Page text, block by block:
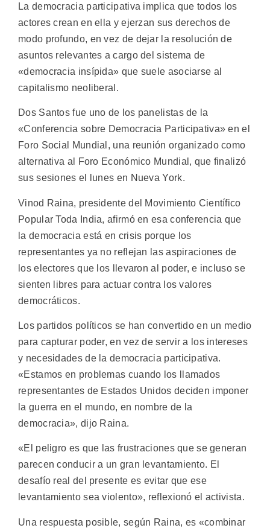
La democracia participativa implica que todos los
actores crean en ella y ejerzan sus derechos de
modo profundo, en vez de dejar la resolución de
asuntos relevantes a cargo del sistema de
«democracia insípida» que suele asociarse al
capitalismo neoliberal.
Dos Santos fue uno de los panelistas de la
«Conferencia sobre Democracia Participativa» en el
Foro Social Mundial, una reunión organizado como
alternativa al Foro Económico Mundial, que finalizó
sus sesiones el lunes en Nueva York.
Vinod Raina, presidente del Movimiento Científico
Popular Toda India, afirmó en esa conferencia que
la democracia está en crisis porque los
representantes ya no reflejan las aspiraciones de
los electores que los llevaron al poder, e incluso se
sienten libres para actuar contra los valores
democráticos.
Los partidos políticos se han convertido en un medio
para capturar poder, en vez de servir a los intereses
y necesidades de la democracia participativa.
«Estamos en problemas cuando los llamados
representantes de Estados Unidos deciden imponer
la guerra en el mundo, en nombre de la
democracia», dijo Raina.
«El peligro es que las frustraciones que se generan
parecen conducir a un gran levantamiento. El
desafío real del presente es evitar que ese
levantamiento sea violento», reflexionó el activista.
Una respuesta posible, según Raina, es «combinar